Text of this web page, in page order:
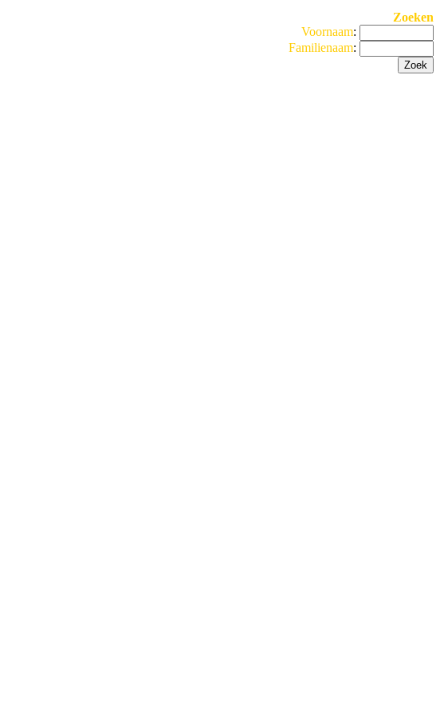
Zoeken
Voornaam:
Familienaam: